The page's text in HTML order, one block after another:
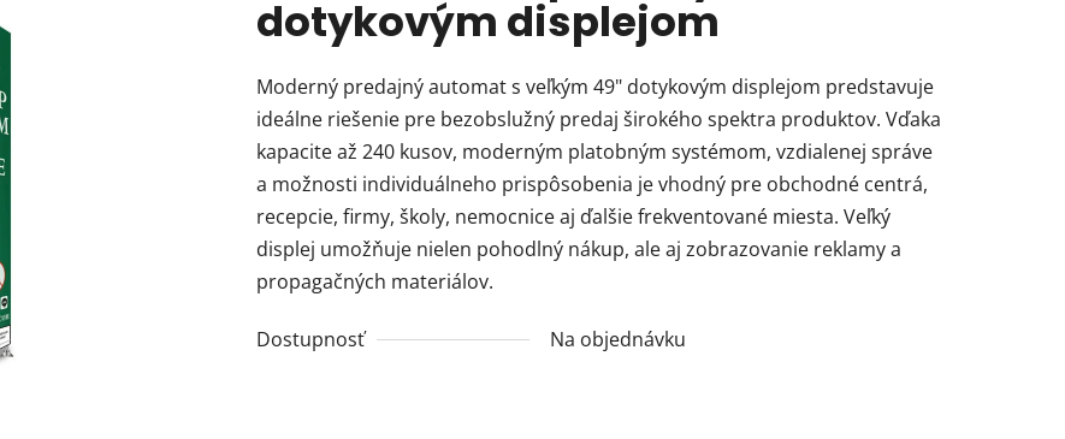
dotykovým displejom
Moderný predajný automat s veľkým 49" dotykovým displejom predstavuje
ideálne riešenie pre bezobslužný predaj širokého spektra produktov. Vďaka
kapacite až 240 kusov, moderným platobným systémom, vzdialenej správe
a možnosti individuálneho prispôsobenia je vhodný pre obchodné centrá,
recepcie, firmy, školy, nemocnice aj ďalšie frekventované miesta. Veľký
displej umožňuje nielen pohodlný nákup, ale aj zobrazovanie reklamy a
propagačných materiálov.
Dostupnosť Na objednávku